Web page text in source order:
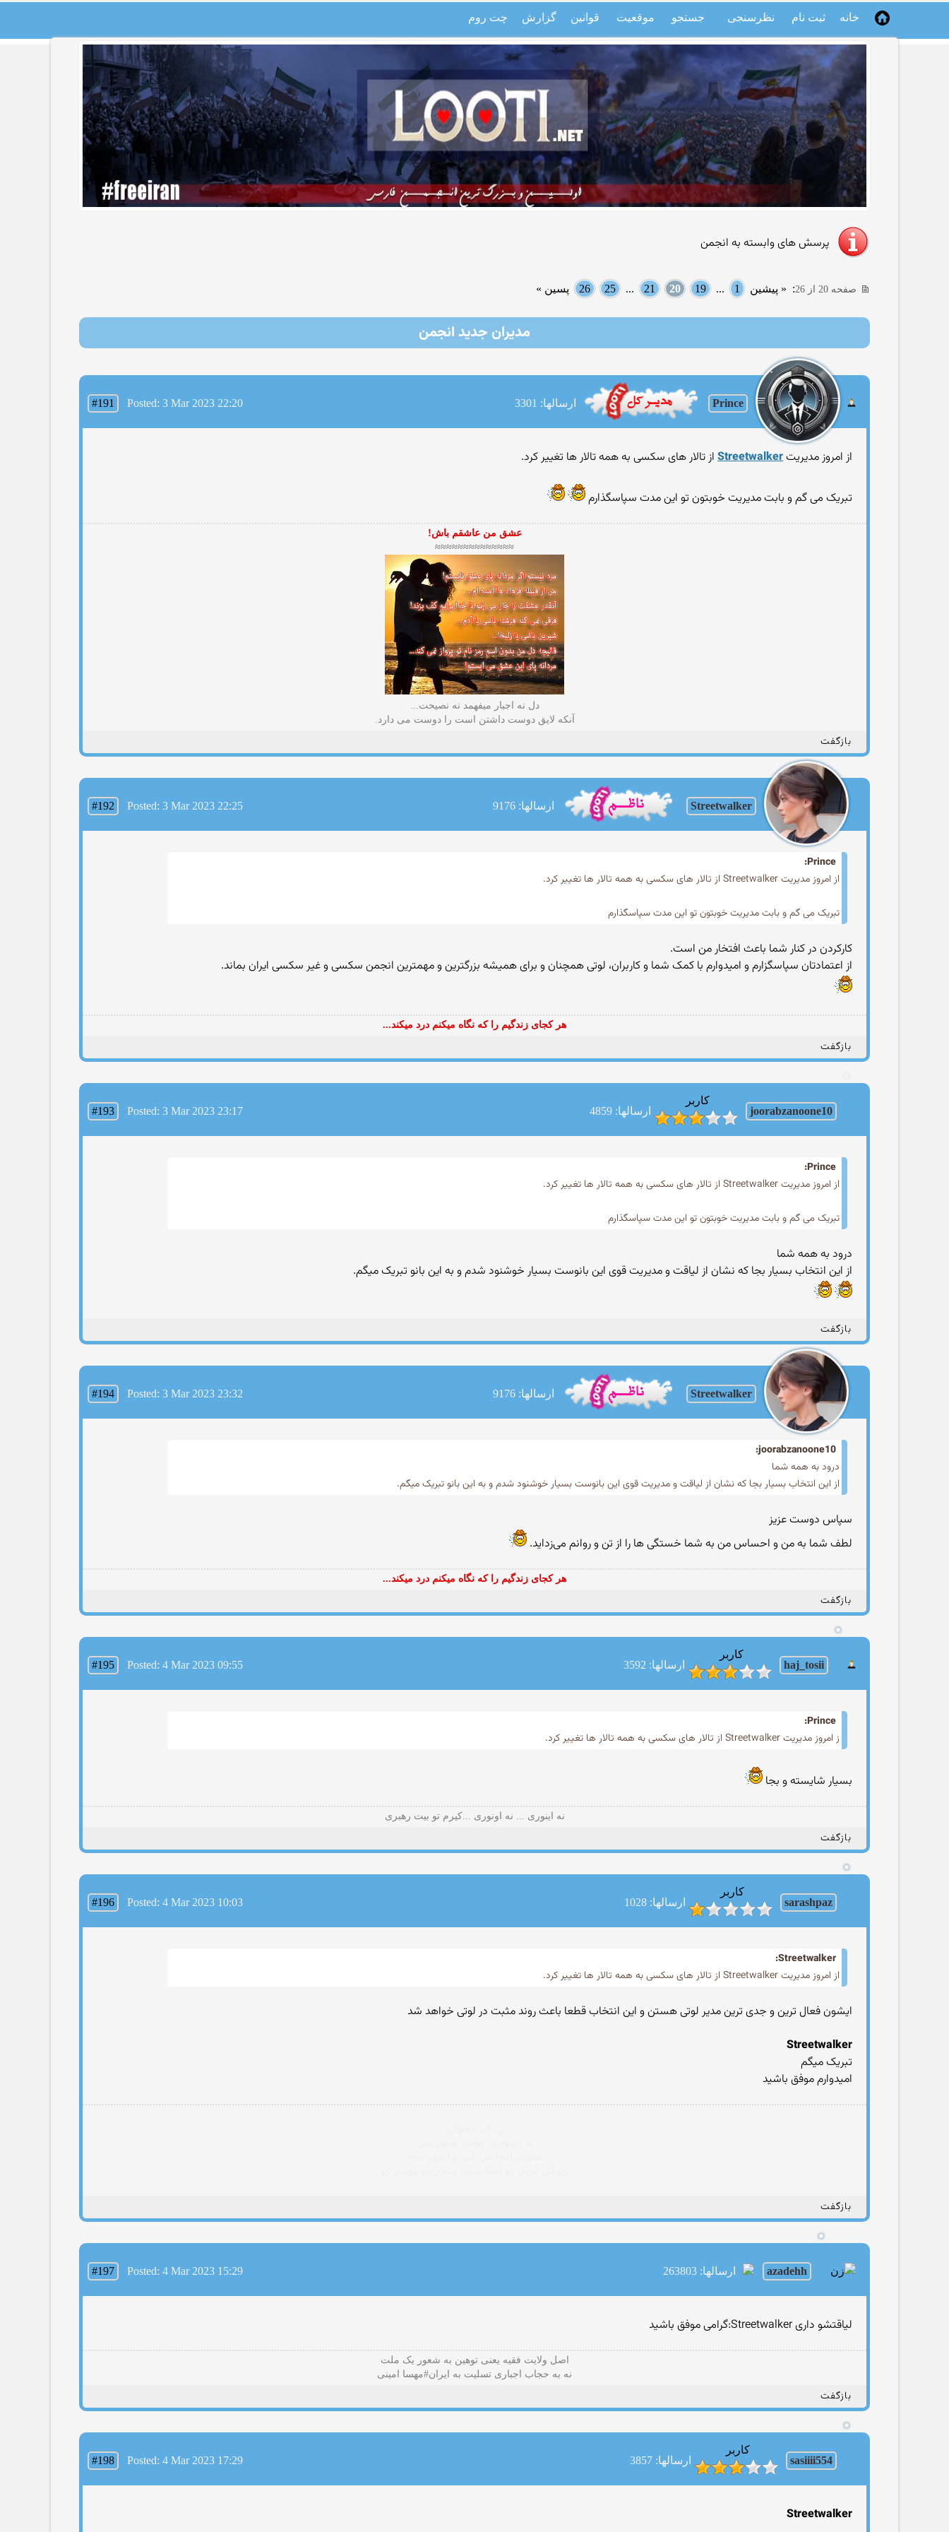
خانه ثبت نام نظرسنجی جستجو موقعیت قوانین گزارش چت روم
پرسش های وابسته به انجمن
صفحه 20 از 26 : « پیشین 1
...
19
20
21
...
25
26 پسین »
مدیران جدید انجمن
Prince ارسالها: 3301 #191 Posted: 3 Mar 2023 22:20
از امروز مدیریتStreetwalker از تالار های سکسی به همه تالار ها تغییر کرد.
تبریک می گم و بابت مدیریت خوبتون تو این مدت سپاسگذارم
عشق من عاشقم باش!
≈≈≈≈≈≈≈≈≈≈≈≈≈≈
دل نه اجبار میفهمد نه نصیحت...
آنکه لایق دوست داشتن است را دوست می دارد.
بازگفت
Streetwalker ارسالها: 9176 #192 Posted: 3 Mar 2023 22:25
Prince:
از امروز مدیریت Streetwalker از تالار های سکسی به همه تالار ها تغییر کرد.
تبریک می گم و بابت مدیریت خوبتون تو این مدت سپاسگذارم
کارکردن در کنار شما باعث افتخار من است.
از اعتمادتان سپاسگزارم و امیدوارم با کمک شما و کاربران، لوتی همچنان و برای همیشه بزرگترین و مهمترین انجمن سکسی و غیر سکسی ایران بماند.
هر کجای زندگیم را که نگاه میکنم درد میکند...
بازگفت
joorabzanoone10
کاربر
ارسالها: 4859
#193 Posted: 3 Mar 2023 23:17
Prince:
از امروز مدیریت Streetwalker از تالار های سکسی به همه تالار ها تغییر کرد.
تبریک می گم و بابت مدیریت خوبتون تو این مدت سپاسگذارم
درود به همه شما
از این انتخاب بسیار بجا که نشان از لیاقت و مدیریت قوی این بانوست بسیار خوشنود شدم و به این بانو تبریک میگم.
بازگفت
Streetwalker ارسالها: 9176 #194 Posted: 3 Mar 2023 23:32
joorabzanoone10:
درود به همه شما
از این انتخاب بسیار بجا که نشان از لیاقت و مدیریت قوی این بانوست بسیار خوشنود شدم و به این بانو تبریک میگم.
سپاس دوست عزیز
لطف شما به من و احساس من به شما خستگی ها را از تن و روانم می‌زداید.
هر کجای زندگیم را که نگاه میکنم درد میکند...
بازگفت
haj_tosii
کاربر
ارسالها: 3592
#195 Posted: 4 Mar 2023 09:55
Prince:
ز امروز مدیریت Streetwalker از تالار های سکسی به همه تالار ها تغییر کرد.
بسیار شایسته و بجا
نه اینوری ... نه اونوری ...کیرم تو بیت رهبری
بازگفت
sarashpaz
کاربر
ارسالها: 1028
#196 Posted: 4 Mar 2023 10:03
Streetwalker:
از امروز مدیریت Streetwalker از تالار های سکسی به همه تالار ها تغییر کرد.
ایشون فعال ترین و جدی ترین مدیر لوتی هستن و این انتخاب قطعا باعث روند مثبت در لوتی خواهد شد
Streetwalker
تبریک میگم
امیدوارم موفق باشید
بازگفت
azadehh ارسالها: 263803 #197 Posted: 4 Mar 2023 15:29
لیاقتشو داری Streetwalker:گرامی موفق باشید
اصل ولایت فقیه یعنی‌ توهین به شعور یک ملت
نه به حجاب اجباری تسلیت به ایران#مهسا امینی
بازگفت
sasiiii554
کاربر
ارسالها: 3857
#198 Posted: 4 Mar 2023 17:29
Streetwalker